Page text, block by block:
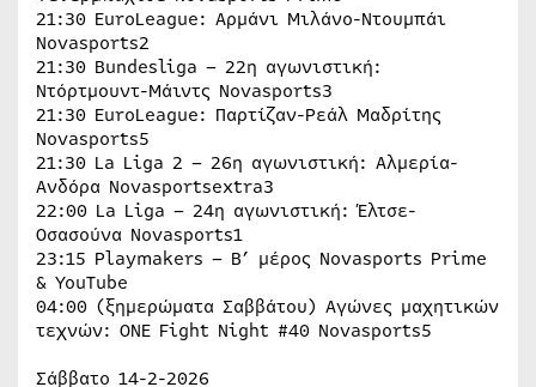
21:30 EuroLeague: Αρμάνι Μιλάνο-Ντουμπάι
Novasports2
21:30 Bundesliga – 22η αγωνιστική:
Ντόρτμουντ-Μάιντς Novasports3
21:30 EuroLeague: Παρτίζαν-Ρεάλ Μαδρίτης
Νovasports5
21:30 La Liga 2 – 26η αγωνιστική: Αλμερία-
Ανδόρα Novasportsextra3
22:00 La Liga – 24η αγωνιστική: Έλτσε-
Οσασούνα Novasports1
23:15 Playmakers – Β’ μέρος Novasports Prime
& YouTube
04:00 (ξημερώματα Σαββάτου) Αγώνες μαχητικών
τεχνών: ONE Fight Night #40 Novasports5
Σάββατο 14-2-2026